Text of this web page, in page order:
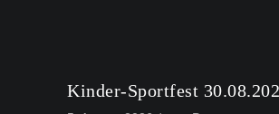
Kinder-Sportfest